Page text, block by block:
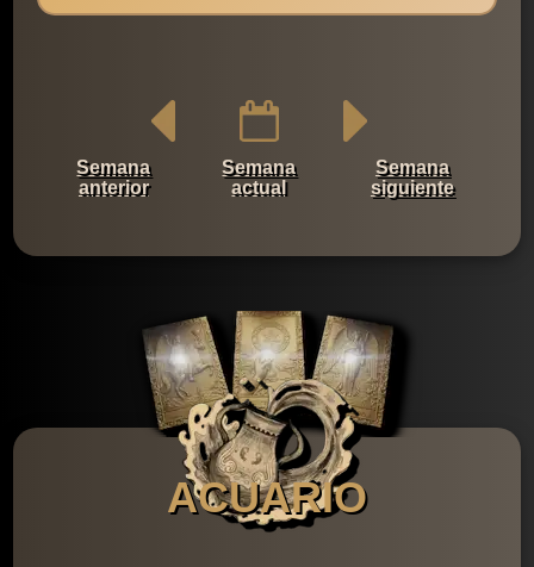
Semana
anterior
Semana
actual
Semana
siguiente
ACUARIO